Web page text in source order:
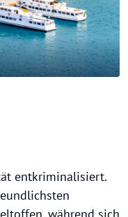
entkriminalisiert.